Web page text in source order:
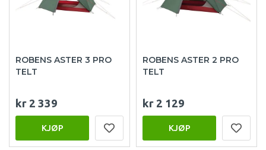
ROBENS ASTER 3 PRO
TELT
kr 2 339
KJØP
ROBENS ASTER 2 PRO
TELT
kr 2 129
KJØP